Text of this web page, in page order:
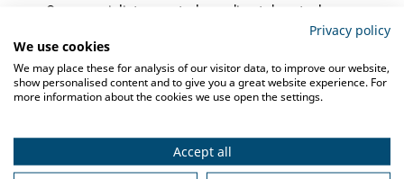
op. Onze specialisten controleren direct de actuele
voorraad en verwachte levertijd, zodat u precies weet waar
u aan toe bent.
✓ Indien op voorraad binnen1-3 werkdagen
verzonden
✓
✓ Deskundig adviesvan grootkeukenspecialisten
Privacy policy
We use cookies
We may place these for analysis of our visitor data, to improve our website,
show personalised content and to give you a great website experience. For
more information about the cookies we use open the settings.
Accept all